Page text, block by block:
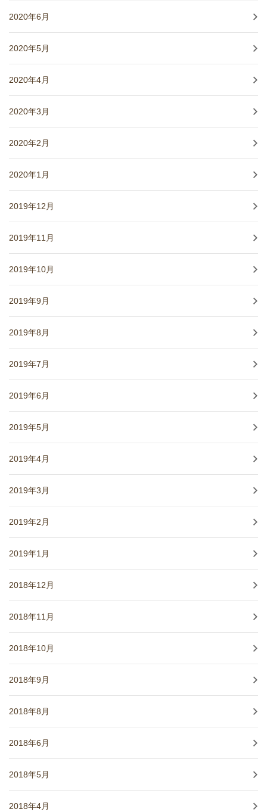
2020年6月
2020年5月
2020年4月
2020年3月
2020年2月
2020年1月
2019年12月
2019年11月
2019年10月
2019年9月
2019年8月
2019年7月
2019年6月
2019年5月
2019年4月
2019年3月
2019年2月
2019年1月
2018年12月
2018年11月
2018年10月
2018年9月
2018年8月
2018年6月
2018年5月
2018年4月